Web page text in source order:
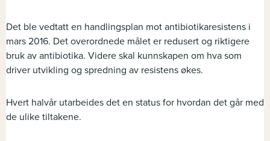
Det ble vedtatt en handlingsplan mot antibiotikaresistens i
mars 2016. Det overordnede målet er redusert og riktigere
bruk av antibiotika. Videre skal kunnskapen om hva som
driver utvikling og spredning av resistens økes.
Hvert halvår utarbeides det en status for hvordan det går med
de ulike tiltakene.